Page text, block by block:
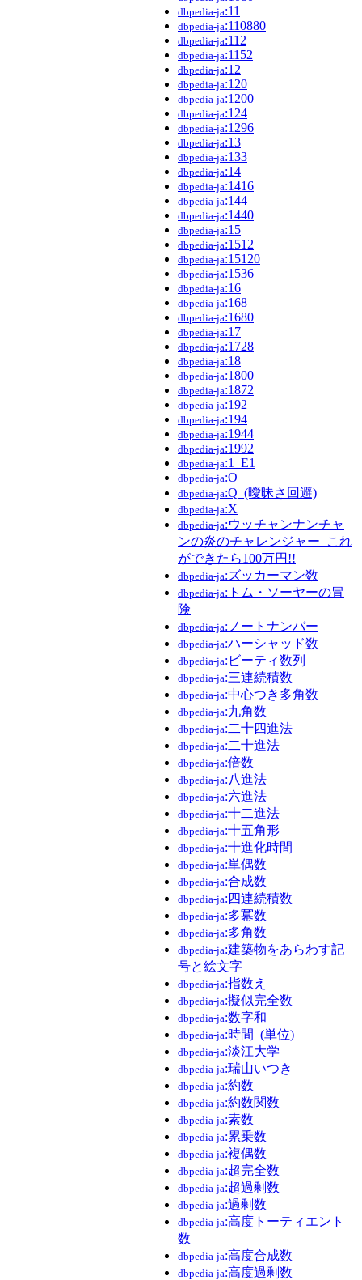
dbpedia-ja:11
dbpedia-ja:110880
dbpedia-ja:112
dbpedia-ja:1152
dbpedia-ja:12
dbpedia-ja:120
dbpedia-ja:1200
dbpedia-ja:124
dbpedia-ja:1296
dbpedia-ja:13
dbpedia-ja:133
dbpedia-ja:14
dbpedia-ja:1416
dbpedia-ja:144
dbpedia-ja:1440
dbpedia-ja:15
dbpedia-ja:1512
dbpedia-ja:15120
dbpedia-ja:1536
dbpedia-ja:16
dbpedia-ja:168
dbpedia-ja:1680
dbpedia-ja:17
dbpedia-ja:1728
dbpedia-ja:18
dbpedia-ja:1800
dbpedia-ja:1872
dbpedia-ja:192
dbpedia-ja:194
dbpedia-ja:1944
dbpedia-ja:1992
dbpedia-ja:1_E1
dbpedia-ja:O
dbpedia-ja:Q_(曖昧さ回避)
dbpedia-ja:X
dbpedia-ja:ウッチャンナンチャ
ンの炎のチャレンジャー_これ
ができたら100万円!!
dbpedia-ja:ズッカーマン数
dbpedia-ja:トム・ソーヤーの冒
険
dbpedia-ja:ノートナンバー
dbpedia-ja:ハーシャッド数
dbpedia-ja:ビーティ数列
dbpedia-ja:三連続積数
dbpedia-ja:中心つき多角数
dbpedia-ja:九角数
dbpedia-ja:二十四進法
dbpedia-ja:二十進法
dbpedia-ja:倍数
dbpedia-ja:八進法
dbpedia-ja:六進法
dbpedia-ja:十二進法
dbpedia-ja:十五角形
dbpedia-ja:十進化時間
dbpedia-ja:単偶数
dbpedia-ja:合成数
dbpedia-ja:四連続積数
dbpedia-ja:多冪数
dbpedia-ja:多角数
dbpedia-ja:建築物をあらわす記
号と絵文字
dbpedia-ja:指数え
dbpedia-ja:擬似完全数
dbpedia-ja:数字和
dbpedia-ja:時間_(単位)
dbpedia-ja:淡江大学
dbpedia-ja:瑞山いつき
dbpedia-ja:約数
dbpedia-ja:約数関数
dbpedia-ja:素数
dbpedia-ja:累乗数
dbpedia-ja:複偶数
dbpedia-ja:超完全数
dbpedia-ja:超過剰数
dbpedia-ja:過剰数
dbpedia-ja:高度トーティエント
数
dbpedia-ja:高度合成数
dbpedia-ja:高度過剰数